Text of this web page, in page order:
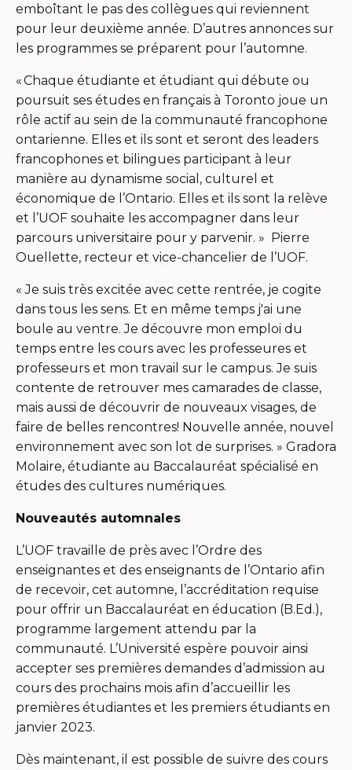
emboîtant le pas des collègues qui reviennent
pour leur deuxième année. D’autres annonces sur
les programmes se préparent pour l’automne.
« Chaque étudiante et étudiant qui débute ou
poursuit ses études en français à Toronto joue un
rôle actif au sein de la communauté francophone
ontarienne. Elles et ils sont et seront des leaders
francophones et bilingues participant à leur
manière au dynamisme social, culturel et
économique de l’Ontario. Elles et ils sont la relève
et l’UOF souhaite les accompagner dans leur
parcours universitaire pour y parvenir. » Pierre
Ouellette, recteur et vice-chancelier de l’UOF.
« Je suis très excitée avec cette rentrée, je cogite
dans tous les sens. Et en même temps j'ai une
boule au ventre. Je découvre mon emploi du
temps entre les cours avec les professeures et
professeurs et mon travail sur le campus. Je suis
contente de retrouver mes camarades de classe,
mais aussi de découvrir de nouveaux visages, de
faire de belles rencontres! Nouvelle année, nouvel
environnement avec son lot de surprises. » Gradora
Molaire, étudiante au Baccalauréat spécialisé en
études des cultures numériques.
Nouveautés automnales
L’UOF travaille de près avec l’Ordre des
enseignantes et des enseignants de l’Ontario afin
de recevoir, cet automne, l’accréditation requise
pour offrir un Baccalauréat en éducation (B.Ed.),
programme largement attendu par la
communauté. L’Université espère pouvoir ainsi
accepter ses premières demandes d’admission au
cours des prochains mois afin d’accueillir les
premières étudiantes et les premiers étudiants en
janvier 2023.
Dès maintenant, il est possible de suivre des cours